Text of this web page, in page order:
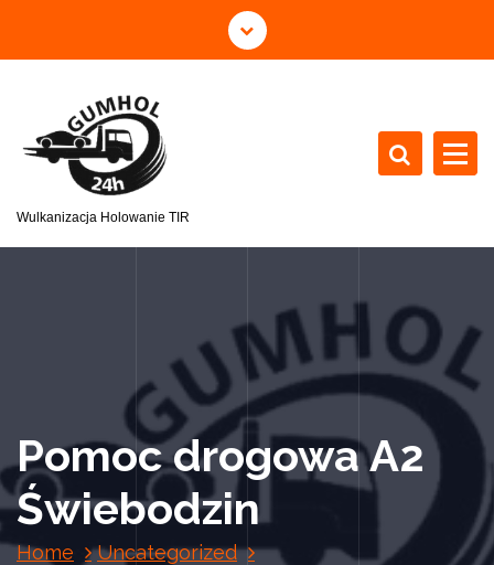
Wulkanizacja Holowanie TIR
Pomoc drogowa A2
Świebodzin
Home
Uncategorized